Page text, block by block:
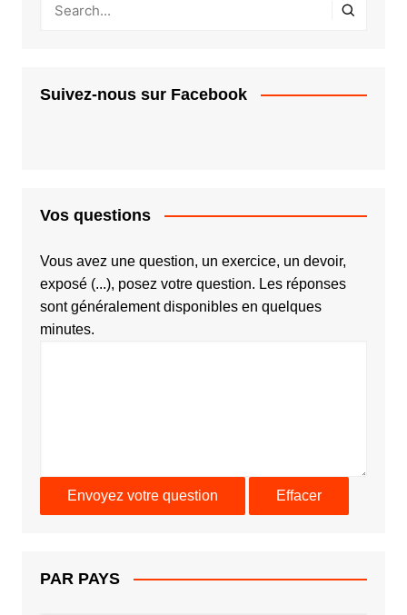
Suivez-nous sur Facebook
Vos questions
Vous avez une question, un exercice, un devoir,
exposé (...), posez votre question. Les réponses
sont généralement disponibles en quelques
minutes.
PAR PAYS